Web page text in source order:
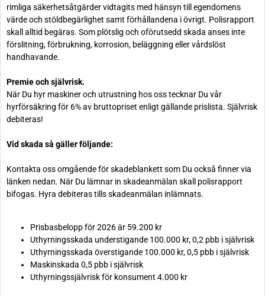
rimliga säkerhetsåtgärder vidtagits med hänsyn till egendomens
värde och stöldbegärlighet samt förhållandena i övrigt. Polisrapport
skall alltid begäras. Som plötslig och oförutsedd skada anses inte
förslitning, förbrukning, korrosion, beläggning eller vårdslöst
handhavande.
Premie och självrisk.
När Du hyr maskiner och utrustning hos oss tecknar Du vår
hyrförsäkring för 6% av bruttopriset enligt gällande prislista. Självrisk
debiteras!
Vid skada så gäller följande:
Kontakta oss omgående för skadeblankett som Du också finner via
länken nedan. När Du lämnar in skadeanmälan skall polisrapport
bifogas. Hyra debiteras tills skadeanmälan inlämnats.
Prisbasbelopp för 2026 är 59.200 kr
Uthyrningsskada understigande 100.000 kr, 0,2 pbb i självrisk
Uthyrningsskada överstigande 100.000 kr, 0,5 pbb i självrisk
Maskinskada 0,5 pbb i självrisk
Uthyrningssjälvrisk för konsument 4.000 kr